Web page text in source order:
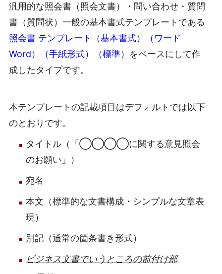
汎用的な照会書（照会文書）・問い合わせ・質問
書（質問状）一般の基本書式テンプレートである
照会書 テンプレート（基本書式）（ワード
Word）（手紙形式）（標準） をベースにして作
成したタイプです。
本テンプレートの記載項目はデフォルトでは以下
のとおりです。
タイトル（「◯◯◯◯に関する意見照会
のお願い」）
宛名
本文（標準的な文書構成・シンプルな文章表
現）
別記（通常の箇条書き形式）
ビジネス文書でいうところの前付け部